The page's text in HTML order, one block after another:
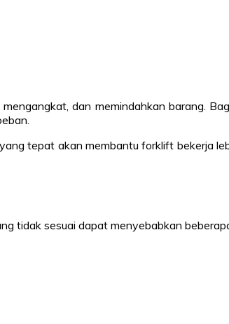
dan memindahkan barang.
tepat akan membantu forklift bekerja
tidak sesuai dapat menyebabkan